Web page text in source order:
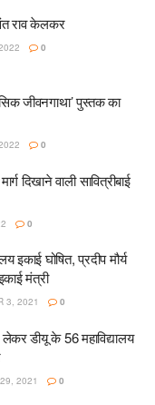
राव केलकर
0
जीवनगाथा’ पुस्तक का
0
दिखाने वाली सावित्रीबाई
0
इकाई घोषित, प्रदीप मौर्य
मंत्री
3, 2021 0
डीयू के 56 महाविद्यालय
2021 0